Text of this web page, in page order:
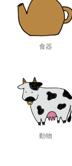
食器
動物